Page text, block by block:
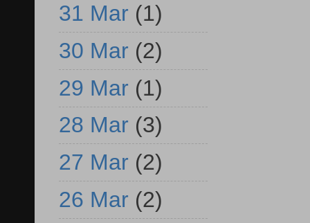
31 Mar (1)
30 Mar (2)
29 Mar (1)
28 Mar (3)
27 Mar (2)
26 Mar (2)